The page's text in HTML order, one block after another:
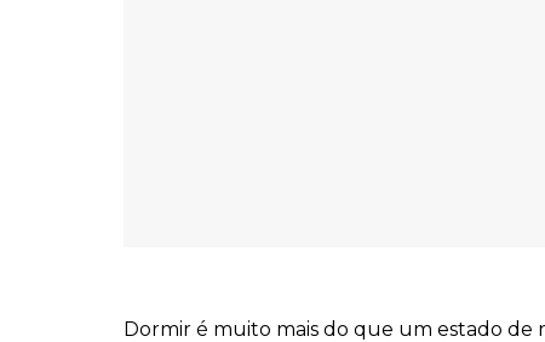
Dormir é muito mais do que um estado